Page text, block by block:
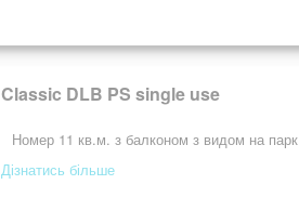
Classic DLB PS single use
Номер 11 кв.м. з балконом з видом на парк
Дізнатись більше